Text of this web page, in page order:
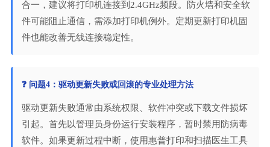
合一，建议将打印机连接到2.4GHz频段。防火墙和安全软
件可能阻止通信，需添加打印机例外。定期更新打印机固
件也能改善无线连接稳定性。
❓ 问题4：驱动更新失败或回滚的专业处理方法
驱动更新失败通常由系统权限、软件冲突或下载文件损坏
引起。首先以管理员身份运行安装程序，暂时禁用防病毒
软件。如果更新过程中断，使用惠普打印和扫描医生工具